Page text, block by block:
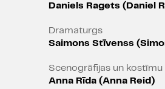
neredzētu
darba interpretāciju,
pasaules pirmizrādi,
Eiropā aktuālais
Ragets un atzītais
Daniels Ragets (Daniel
Dramaturgs
Saimons Stīvenss
Scenogrāfijas un
Anna Rīda (Anna Reid)